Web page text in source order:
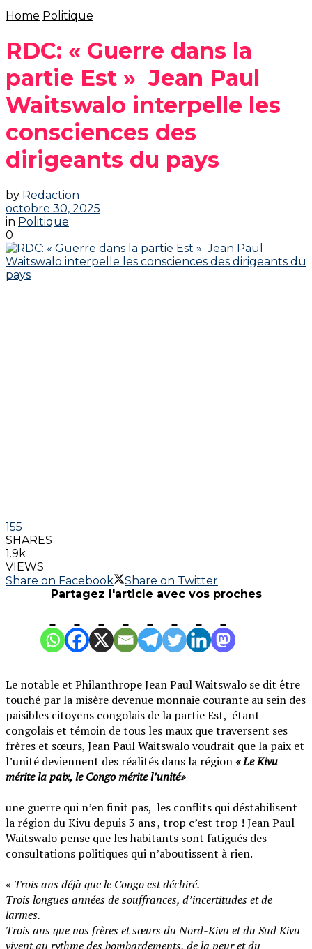
Home Politique
‎RDC: « Guerre dans la
partie Est » Jean Paul
Waitswalo interpelle les
consciences des
dirigeants du pays‎
by Redaction
octobre 30, 2025
in Politique
0
155
SHARES
1.9k
VIEWS
Share on Facebook
Share on Twitter
Partagez l'article avec vos proches
Le notable et Philanthrope Jean Paul Waitswalo se dit être
touché par la misère devenue monnaie courante au sein des
paisibles citoyens congolais de la partie Est, étant
congolais et témoin de tous les maux que traversent ses
frères et sœurs, Jean Paul Waitswalo voudrait que la paix et
l’unité deviennent des réalités dans la région« Le Kivu
mérite la paix, le Congo mérite l’unité»
‎une guerre qui n’en finit pas, les conflits qui déstabilisent
la région du Kivu depuis 3 ans , trop c’est trop ! Jean Paul
Waitswalo pense que les habitants sont fatigués des
consultations politiques qui n’aboutissent à rien.
‎« Trois ans déjà que le Congo est déchiré.
‎Trois longues années de souffrances, d’incertitudes et de
larmes.
‎Trois ans que nos frères et sœurs du Nord-Kivu et du Sud Kivu
vivent au rythme des bombardements, de la peur et du